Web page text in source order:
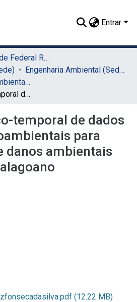
Entrar
01. Universidade Federal Rural de Pernambuco - UFRPE (Sede)
Engenharia Ambiental (Sede)
TCC - Engenharia Ambiental (Sede)
Análise espaço-temporal de dados físicos e socioambientais para diminuição de danos ambientais do município alagoano
temporal de dados
para
danos ambientais
(12.22 MB)